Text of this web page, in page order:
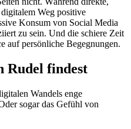
Weg positive
Konsum von Social Media
zu sein. Und die schiere Zeit
auf persönliche Begegnungen.
Rudel findest
Wandels enge
sogar das Gefühl von